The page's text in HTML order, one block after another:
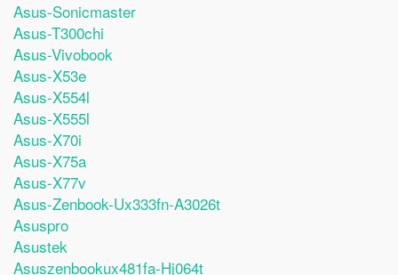
Asus-Sonicmaster
Asus-T300chi
Asus-Vivobook
Asus-X53e
Asus-X554l
Asus-X555l
Asus-X70i
Asus-X75a
Asus-X77v
Asus-Zenbook-Ux333fn-A3026t
Asuspro
Asustek
Asuszenbookux481fa-Hj064t